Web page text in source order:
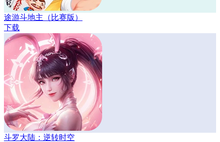
途游斗地主（比赛版）
下载
斗罗大陆：逆转时空